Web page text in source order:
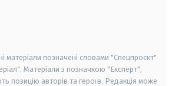
матеріали позначені словами "Спецпроєкт"
Матеріали з позначкою "Експерт",
позицію авторів та героїв. Редакція може